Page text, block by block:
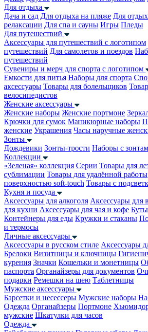
Для отдыха
Дача и сад Для отдыха на пляже Для
релаксации Для спа и сауны Игры Пледы
Для путешествий
Аксессуары для путешествий с логотипом
путешествий Для самолетов и поездов
путешествий
Сувениры и мерч для спорта с логотипом
Емкости для питья Наборы для спорта
аксессуары Товары для болельщиков
велосипедистов
Женские аксессуары
Женские наборы Женские портмоне
Крючки для сумок Маникюрные наборы
женские Украшения Часы наручные
Зонты
Дождевики Зонты-трости Наборы с
Коллекции
«Зеленая» коллекция Серии Товары для
сублимации Товары для удалённой работы
поверхностью soft-touch Товары с
Кухня и посуда
Аксессуары для алкоголя Аксессуары для
для кухни Аксессуары для чая и кофе
Контейнеры для еды Кружки и стаканы
и термосы
Личные аксессуары
Аксессуары в русском стиле Аксессуары
Брелоки Визитницы и ключницы
курения Значки Кошельки и монетницы
паспорта Органайзеры для документов
подарки Ремешки на шею Таблетницы
Мужские аксессуары
Барсетки и несессеры Мужские наборы
Одежда Органайзеры Портмоне
мужские Шкатулки для часов
Одежда